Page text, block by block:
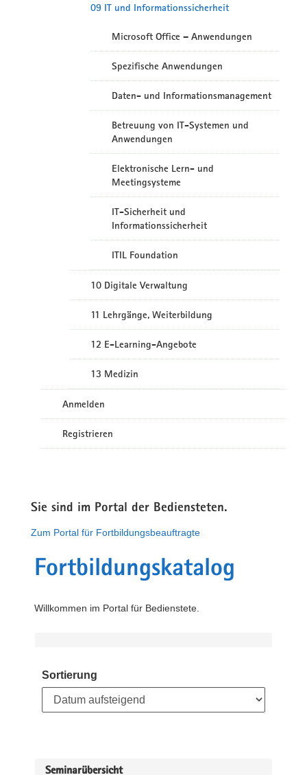
09 IT und Informationssicherheit
Microsoft Office – Anwendungen
Spezifische Anwendungen
Daten- und Informationsmanagement
Betreuung von IT-Systemen und
Anwendungen
Elektronische Lern- und
Meetingsysteme
IT-Sicherheit und
Informationssicherheit
ITIL Foundation
10 Digitale Verwaltung
11 Lehrgänge, Weiterbildung
12 E-Learning-Angebote
13 Medizin
Anmelden
Registrieren
Sie sind im Portal der Bediensteten.
Zum Portal für Fortbildungsbeauftragte
Fortbildungskatalog
Willkommen im Portal für Bedienstete.
Sortierung
Seminarübersicht